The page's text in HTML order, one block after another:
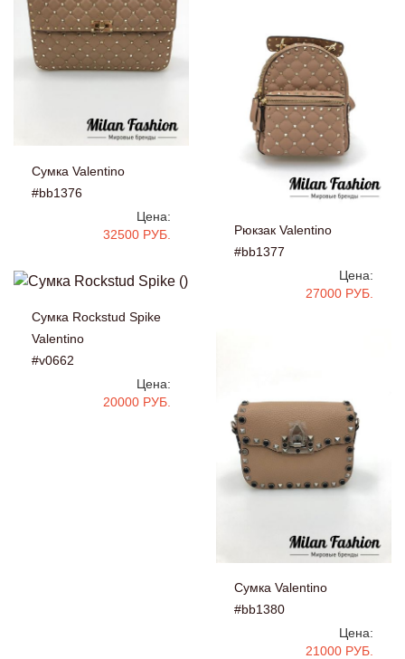
Сумка Valentino
#bb1376
Цена:
32500 РУБ.
Рюкзак Valentino
#bb1377
Цена:
27000 РУБ.
Сумка Rockstud Spike
Valentino
#v0662
Цена:
20000 РУБ.
Сумка Valentino
#bb1380
Цена:
21000 РУБ.